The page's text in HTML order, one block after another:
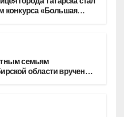
конкурса «Большая
семьям
области вручены